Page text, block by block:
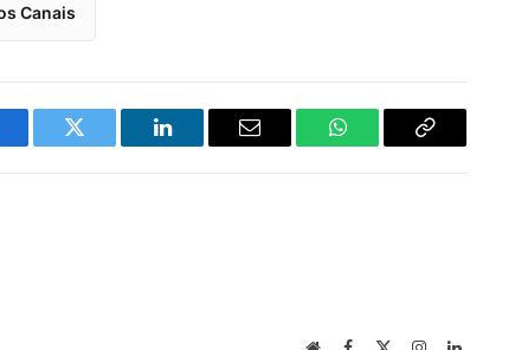
Canais
Twitter LinkedIn Email WhatsAppCopy